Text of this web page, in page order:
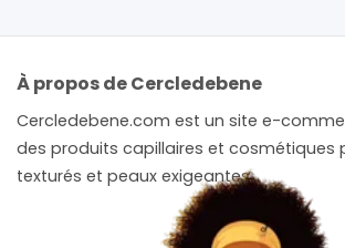
À propos de Cercledebene
Cercledebene.com est un site e-
des produits capillaires et cosmétiques
texturés et peaux exigeantes.